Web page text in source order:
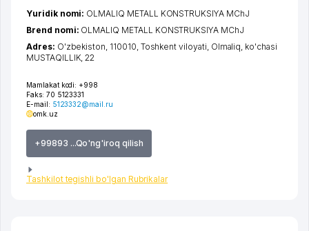
Mamlakat kodi: +998
Faks: 70 5123331
E-mail: 5123332@mail.ru
omk.uz
+99893 ...Qo'ng'iroq qilish
Tashkilot tegishli bo'lgan Rubrikalar
Yuridik nomi: OLMALIQ METALL KONSTRUKSIYA MChJ
Brend nomi: OLMALIQ METALL KONSTRUKSIYA MChJ
Adres: O'zbekiston, 110010, Toshkent viloyati Olmaliq ko'chasi
MUSTAQILLIK , 22